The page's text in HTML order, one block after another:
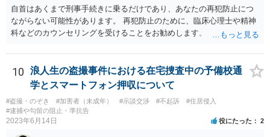
よいという考えではなく、相手を尊重する、思いやる気持ちを持つよ
うにすれば、これはしてはいけないな、と事前に判断できるようにな
ると思います。恐れにより意思決定をするとただの我慢になります
が、よりよい行動を選ぶことは自信を高めてくれます。 まだ未成年と
いうことですし、恥ずかしいことを相談する勇気をお持ちの方ですの
で、今後同じようなことは起こさないと思います。 不安を抱えても仕
方ないので、前向きに過ごされることを期待しています。
自首はあくまで刑事手続きに乗るだけであり、あなたの再犯防止につ
ながらない可能性があります。 再犯防止のために、臨床心理士や精神
科などのカウンセリングを受けることをお勧めします。
10
浪人生の盗撮事件における在宅捜査中の予備校通
学とスマートフォン押収について
#盗撮・のぞき #加害者（未成年） #示談交渉 #不起訴
#住居侵入
#逮捕や勾留の阻止・準抗告
2023年6月14日 役にたった 2